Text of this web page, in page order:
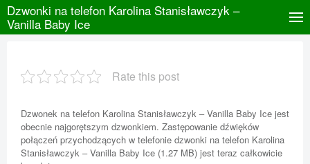
Dzwonki na telefon Karolina Stanisławczyk –
Vanilla Baby Ice
Rate this post
Dzwonek na telefon Karolina Stanisławczyk – Vanilla Baby Ice jest
obecnie najgorętszym dzwonkiem. Zastępowanie dźwięków
połączeń przychodzących w telefonie dzwonki na telefon Karolina
Stanisławczyk – Vanilla Baby Ice (1.27 MB) jest teraz całkowicie